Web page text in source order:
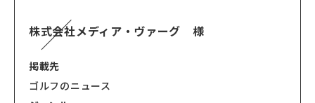
株式会社メディア・ヴァーグ 様
掲載先
ゴルフのニュース